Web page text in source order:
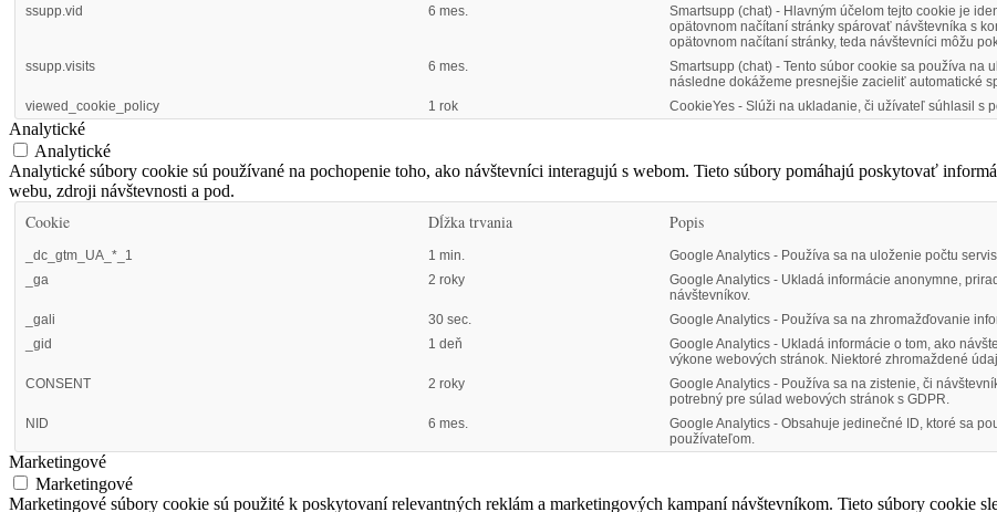
ssupp.vid
6 mes.
Smartsupp (chat) - Hlavným účelom tejto cookie je
opätovnom načítaní stránky spárovať návštevníka s
opätovnom načítaní stránky, teda návštevníci môžu
ssupp.visits
6 mes.
Smartsupp (chat) - Tento súbor cookie sa používa
následne dokážeme presnejšie zacieliť automatické
viewed_cookie_policy
1 rok CookieYes - Slúži na ukladanie, či užívateľ súhlasil s
Analytické
Analytické
Analytické súbory cookie sú používané na pochopenie toho, ako návštevníci interagujú s webom. Tieto súbory pomáhajú poskytovať
webu, zdroji návštevnosti a pod.
Cookie Dĺžka trvania Popis
_dc_gtm_UA_*_1 1 min.
Google Analytics - Používa sa na uloženie počtu
_ga
2 roky
Google Analytics - Ukladá informácie anonymne,
návštevníkov.
_gali
30 sec.
Google Analytics - Používa sa na zhromažďovanie
_gid
1 deň
Google Analytics - Ukladá informácie o tom, ako
výkone webových stránok. Niektoré zhromaždené
CONSENT
2 roky
Google Analytics - Používa sa na zistenie, či
potrebný pre súlad webových stránok s GDPR.
NID
6 mes.
Google Analytics - Obsahuje jedinečné ID, ktoré sa
používateľom.
Marketingové
Marketingové
Marketingové súbory cookie sú použité k poskytovaní relevantných reklám a marketingových kampaní návštevníkom. Tieto súbory cookie